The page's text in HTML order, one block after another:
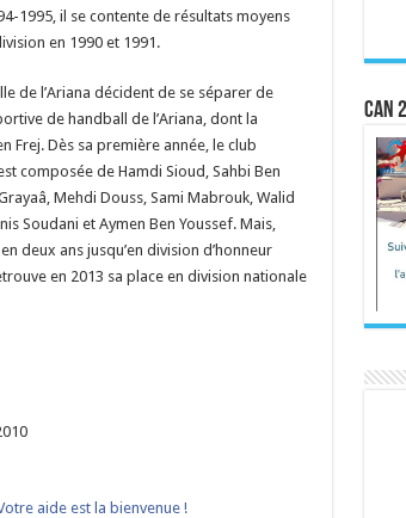
1995, il se contente de résultats moyens
en 1990 et 1991.
de l’Ariana décident de se séparer de
de handball de l’Ariana, dont la
Frej. Dès sa première année, le club
composée de Hamdi Sioud, Sahbi Ben
Mehdi Douss, Sami Mabrouk, Walid
Soudani et Aymen Ben Youssef. Mais,
deux ans jusqu’en division d’honneur
en 2013 sa place en division nationale
aide est la bienvenue !
CAN